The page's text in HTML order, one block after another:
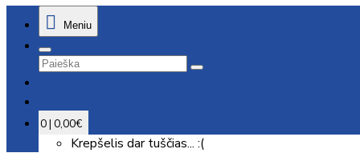
Meniu
0 | 0,00€
Krepšelis dar tuščias... :(